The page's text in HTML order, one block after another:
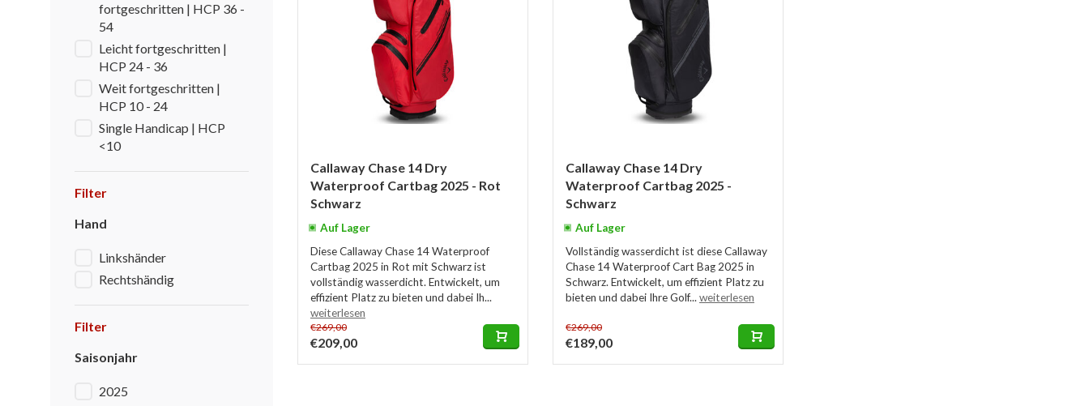
fortgeschritten | HCP 36 -
54
Leicht fortgeschritten |
HCP 24 - 36
Weit fortgeschritten |
HCP 10 - 24
Single Handicap | HCP
<10
Filter
Hand
Linkshänder
Rechtshändig
Filter
Saisonjahr
2025
Callaway Chase 14 Dry
Waterproof Cartbag 2025 - Rot
Schwarz
Auf Lager
Diese Callaway Chase 14 Waterproof
Cartbag 2025 in Rot mit Schwarz ist
vollständig wasserdicht. Entwickelt, um
effizient Platz zu bieten und dabei Ih...
weiterlesen
€269,00
€209,00
Callaway Chase 14 Dry
Waterproof Cartbag 2025 -
Schwarz
Auf Lager
Vollständig wasserdicht ist diese Callaway
Chase 14 Waterproof Cart Bag 2025 in
Schwarz. Entwickelt, um effizient Platz zu
bieten und dabei Ihre Golf... weiterlesen
€269,00
€189,00